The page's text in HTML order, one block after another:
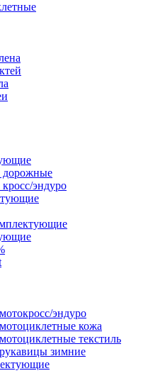
эндуро
эндуро
кожа
текстиль
зимние